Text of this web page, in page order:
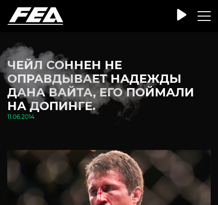
ЧЕЙЛ СОННЕН НЕ
ОПРАВДЫВАЕТ НАДЕЖДЫ
ДАНА ВАЙТА, ЕГО ПОЙМАЛИ
НА ДОПИНГЕ.
11.06.2014